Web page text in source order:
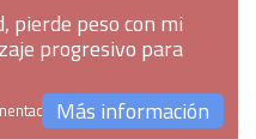
pierde peso con mi
progresivo para
Más información